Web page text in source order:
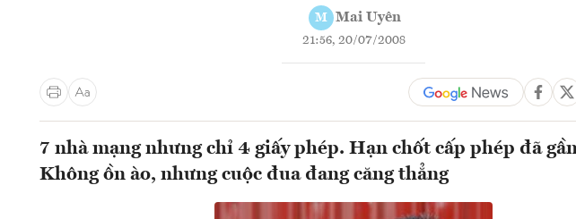
M Mai Uyên
21:56, 20/07/2008
7 nhà mạng nhưng chỉ 4 giấy phép. Hạn chốt cấp phép đã
Không ồn ào, nhưng cuộc đua đang căng thẳng